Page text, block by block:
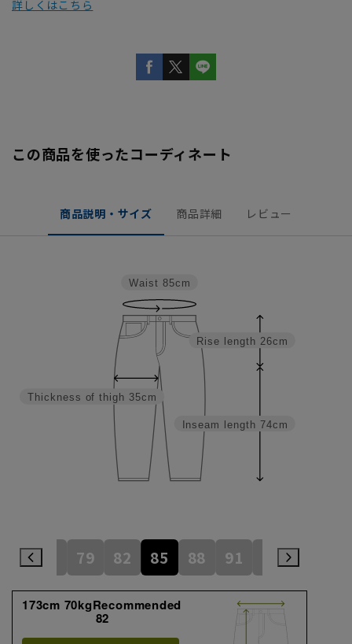
詳しくはこちら
この商品を使ったコーディネート
商品説明・サイズ 商品詳細 レビュー
Inseam length 74cm
Rise length 26cm
Thickness of thigh 35cm
Waist 85cm
76 79 82 85 88 91 94
173cm 70kgRecommended
82